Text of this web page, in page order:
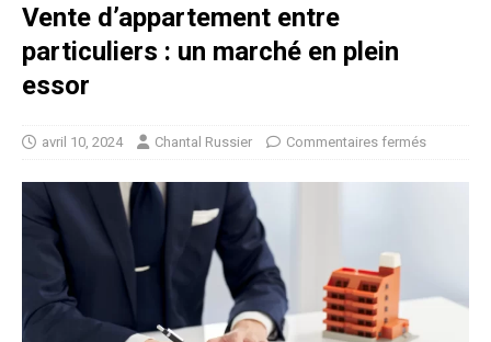
Vente d’appartement entre
particuliers : un marché en plein
essor
avril 10, 2024 Chantal Russier Commentaires fermés